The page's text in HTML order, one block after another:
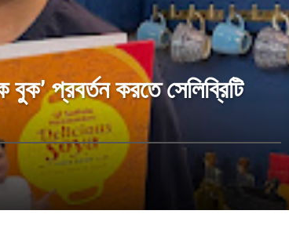
প্রবর্তন করতে সেলিব্রিটি